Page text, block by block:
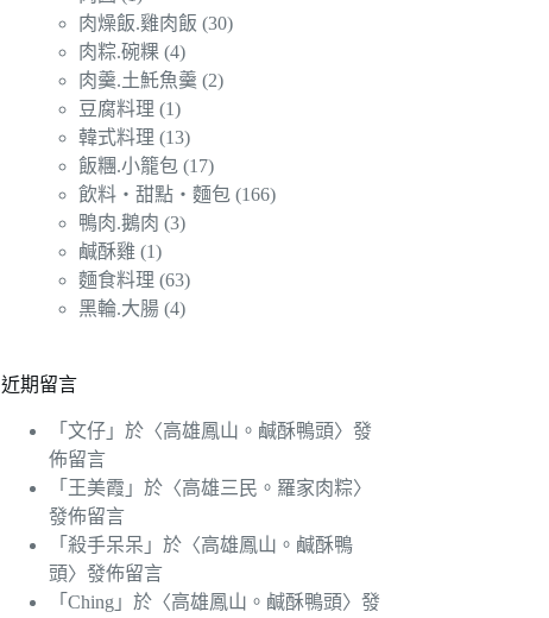
肉燥飯.雞肉飯 (30)
肉粽.碗粿 (4)
肉羹.土魠魚羹 (2)
豆腐料理 (1)
韓式料理 (13)
飯糰.小籠包 (17)
飲料‧甜點‧麵包 (166)
鴨肉.鵝肉 (3)
鹹酥雞 (1)
麵食料理 (63)
黑輪.大腸 (4)
近期留言
「文仔 」於〈高雄鳳山。鹹酥鴨頭〉發
佈留言
「 王美霞 」於〈高雄三民。羅家肉粽〉
發佈留言
「殺手呆呆 」於〈高雄鳳山。鹹酥鴨
頭〉發佈留言
「Ching 」於〈高雄鳳山。鹹酥鴨頭〉發